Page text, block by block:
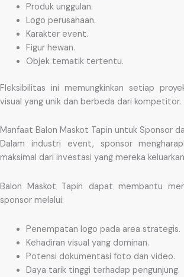
Produk unggulan.
Logo perusahaan.
Karakter event.
Figur hewan.
Objek tematik tertentu.
Fleksibilitas ini memungkinkan setiap
visual yang unik dan berbeda dari kompetitor.
Manfaat Balon Maskot Tapin untuk Sponsor
Dalam industri event, sponsor
maksimal dari investasi yang mereka
Balon Maskot Tapin dapat membantu
sponsor melalui:
Penempatan logo pada area strategis.
Kehadiran visual yang dominan.
Potensi dokumentasi foto dan video.
Daya tarik tinggi terhadap pengunjung.